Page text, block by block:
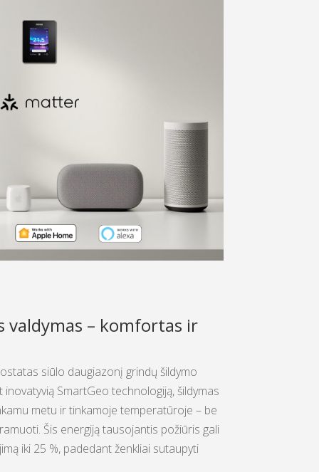
valdymas – komfortas ir
siūlo daugiazonį grindų šildymo
SmartGeo technologiją, šildymas
metu ir tinkamoje temperatūroje – be
Šis energiją tausojantis požiūris gali
iki 25 %, padedant ženkliai sutaupyti